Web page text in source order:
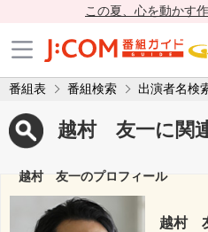
この夏、心を動かす
番組表 番組検索 出演者名検
越村 友一に関
越村 友一のプロフィール
越村